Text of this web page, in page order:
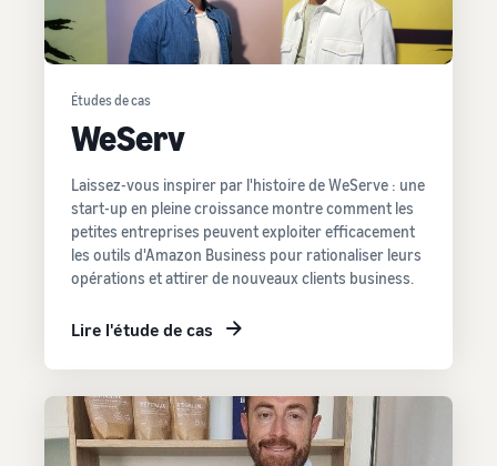
Études de cas
WeServ
Laissez-vous inspirer par l'histoire de WeServe : une
start-up en pleine croissance montre comment les
petites entreprises peuvent exploiter efficacement
les outils d'Amazon Business pour rationaliser leurs
opérations et attirer de nouveaux clients business.
Lire l'étude de cas